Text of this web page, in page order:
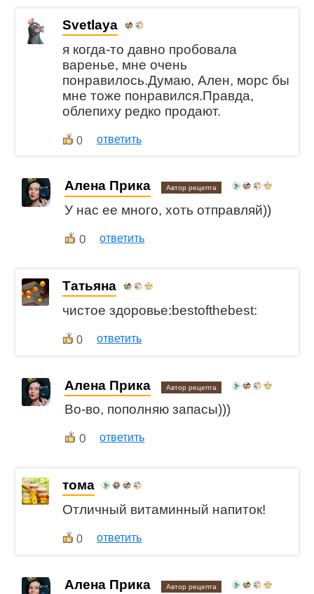
Svetlaya
я когда-то давно пробовала
варенье, мне очень
понравилось.Думаю, Ален, морс бы
мне тоже понравился.Правда,
облепиху редко продают.
0 ответить
Алена Прика Автор рецепта
У нас ее много, хоть отправляй))
0 ответить
Татьяна
чистое здоровье:bestofthebest:
0 ответить
Алена Прика Автор рецепта
Во-во, пополняю запасы)))
0 ответить
тома
Отличный витаминный напиток!
0 ответить
Алена Прика Автор рецепта